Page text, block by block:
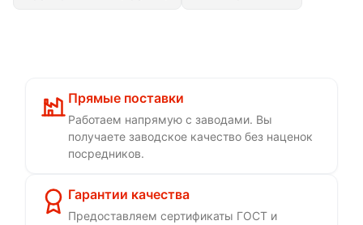
Прямые поставки
Работаем напрямую с заводами. Вы
получаете заводское качество без наценок
посредников.
Гарантии качества
Предоставляем сертификаты ГОСТ и